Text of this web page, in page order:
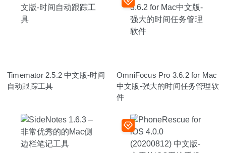
Timemator 2.5.2 中文版-时间
自动跟踪工具
OmniFocus Pro 3.6.2 for Mac
中文版-强大的时间任务管理软
件